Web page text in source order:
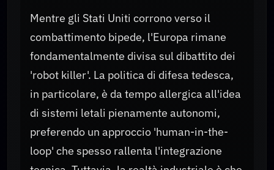
Mentre gli Stati Uniti corrono verso il
combattimento bipede, l'Europa rimane
fondamentalmente divisa sul dibattito dei
'robot killer'. La politica di difesa tedesca,
in particolare, è da tempo allergica all'idea
di sistemi letali pienamente autonomi,
preferendo un approccio 'human-in-the-
loop' che spesso rallenta l'integrazione